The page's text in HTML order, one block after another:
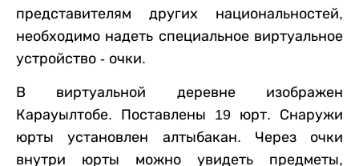
представителям других национальностей,
необходимо надеть специальное виртуальное
устройство - очки.
В виртуальной деревне изображен
Карауылтобе. Поставлены 19 юрт. Снаружи
юрты установлен алтыбакан. Через очки
внутри юрты можно увидеть предметы,